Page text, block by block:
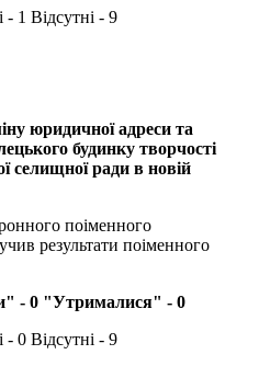
- 1 Відсутні - 9
юридичної адреси та
будинку творчості
селищної ради в новій
поіменного
результати поіменного
- 0 "Утрималися" - 0
- 0 Відсутні - 9